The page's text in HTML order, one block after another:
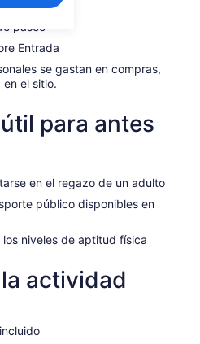
paseo
Entrada
se gastan en compras,
el sitio.
para antes
en el regazo de un adulto
público disponibles en
niveles de aptitud física
actividad